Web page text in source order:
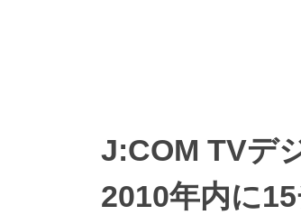
J:COM STREAM え
防災情報サービス
自転
J:COM TVデ
2010年内に